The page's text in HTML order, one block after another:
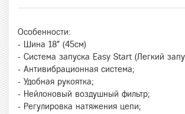
Особенности:
- Шина 18" (45см)
- Система запуска Easy Start (Легкий
- Антивибрационная система;
- Удобная рукоятка;
- Нейлоновый воздушный фильтр;
- Регулировка натяжения цепи;